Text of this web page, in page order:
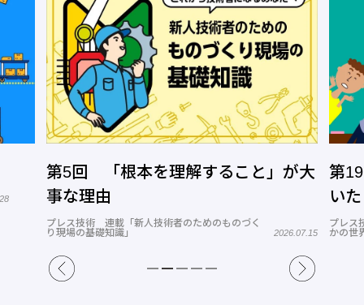
第5回 「根本を理解すること」が大
事な理由
プレス技術 連載「新人技術者のためのものづく
り現場の基礎知識」
2026.07.15
第
い
プレス
かの世